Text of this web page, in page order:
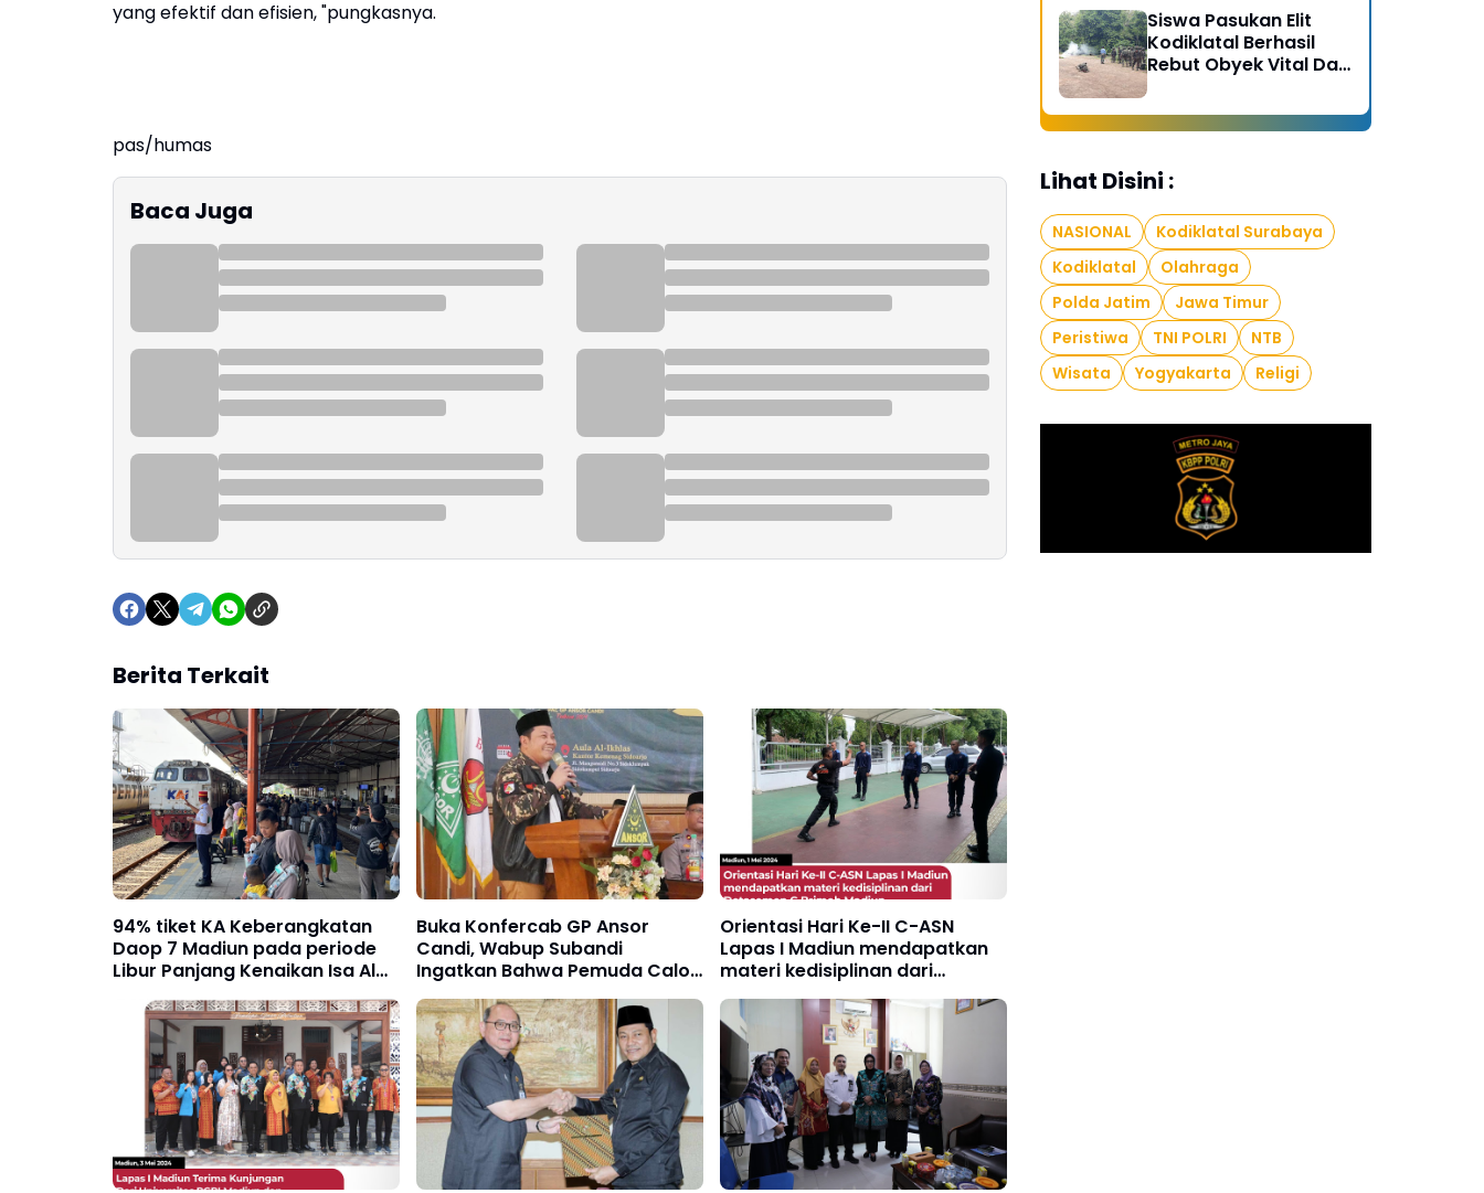
yang efektif dan efisien, "pungkasnya.
pas/humas
Baca Juga
Berita Terkait
94% tiket KA Keberangkatan
Daop 7 Madiun pada periode
Libur Panjang Kenaikan Isa Al
Buka Konfercab GP Ansor
Candi, Wabup Subandi
Ingatkan Bahwa Pemuda Calon
Pemimpin Bangsa
Orientasi Hari Ke-II C-ASN
Lapas I Madiun mendapatkan
materi kedisiplinan dari
Detasemen C Brimob Madiun
Siswa Pasukan Elit
Kodiklatal Berhasil
Rebut Obyek Vital Dari
Lihat Disini :
NASIONAL
Kodiklatal Surabaya
Kodiklatal
Olahraga
Polda Jatim
Jawa Timur
Peristiwa
TNI POLRI
NTB
Wisata
Yogyakarta Religi